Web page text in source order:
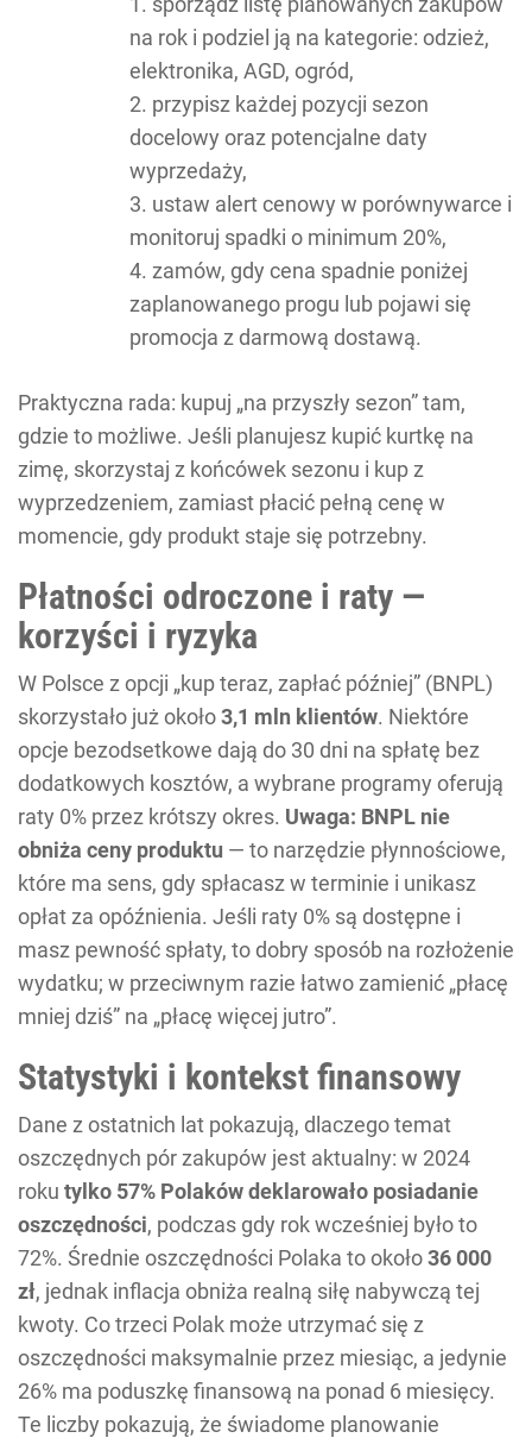
na rok i podziel ją na kategorie: odzież,
elektronika, AGD, ogród,
przypisz każdej pozycji sezon
docelowy oraz potencjalne daty
wyprzedaży,
ustaw alert cenowy w porównywarce i
monitoruj spadki o minimum 20%,
zamów, gdy cena spadnie poniżej
zaplanowanego progu lub pojawi się
promocja z darmową dostawą.
Praktyczna rada: kupuj „na przyszły sezon” tam,
gdzie to możliwe. Jeśli planujesz kupić kurtkę na
zimę, skorzystaj z końcówek sezonu i kup z
wyprzedzeniem, zamiast płacić pełną cenę w
momencie, gdy produkt staje się potrzebny.
Płatności odroczone i raty —
korzyści i ryzyka
W Polsce z opcji „kup teraz, zapłać później” (BNPL)
skorzystało już około3,1 mln klientów. Niektóre
opcje bezodsetkowe dają do 30 dni na spłatę bez
dodatkowych kosztów, a wybrane programy oferują
raty 0% przez krótszy okres. Uwaga: BNPL nie
obniża ceny produktu — to narzędzie płynnościowe,
które ma sens, gdy spłacasz w terminie i unikasz
opłat za opóźnienia. Jeśli raty 0% są dostępne i
masz pewność spłaty, to dobry sposób na rozłożenie
wydatku; w przeciwnym razie łatwo zamienić „płacę
mniej dziś” na „płacę więcej jutro”.
Statystyki i kontekst finansowy
Dane z ostatnich lat pokazują, dlaczego temat
oszczędnych pór zakupów jest aktualny: w 2024
roku tylko 57% Polaków deklarowało posiadanie
oszczędności, podczas gdy rok wcześniej było to
72%. Średnie oszczędności Polaka to około36 000
zł, jednak inflacja obniża realną siłę nabywczą tej
kwoty. Co trzeci Polak może utrzymać się z
oszczędności maksymalnie przez miesiąc, a jedynie
26% ma poduszkę finansową na ponad 6 miesięcy.
Te liczby pokazują, że świadome planowanie